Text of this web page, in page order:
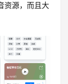
资源，而且大